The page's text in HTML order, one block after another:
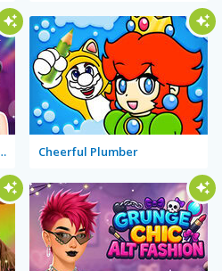
Concert Cheerful Plumber